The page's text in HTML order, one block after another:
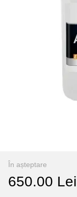
În așteptare
650.00 Lei